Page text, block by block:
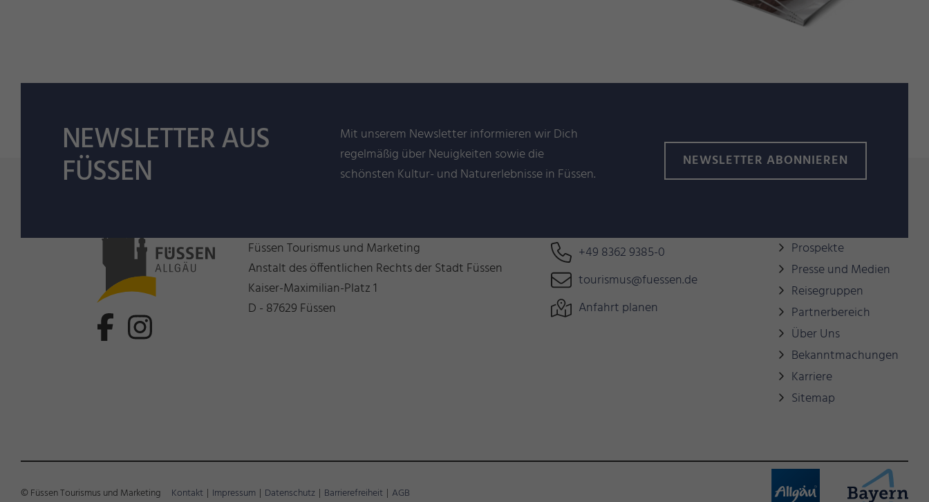
NEWSLETTER AUS
FÜSSEN
Mit unserem Newsletter informieren wir Dich
regelmäßig über Neuigkeiten sowie die
schönsten Kultur- und Naturerlebnisse in Füssen.
NEWSLETTER ABONNIEREN
Füssen Tourismus und Marketing
Anstalt des öffentlichen Rechts der Stadt Füssen
Kaiser-Maximilian-Platz 1
D - 87629 Füssen
+49 8362 9385-0
tourismus@fuessen.de
Anfahrt planen
Prospekte
Presse und Medien
Reisegruppen
Partnerbereich
Über Uns
Bekanntmachungen
Karriere
Sitemap
© Füssen Tourismus und Marketing Kontakt | Impressum | Datenschutz | Barrierefreiheit | AGB